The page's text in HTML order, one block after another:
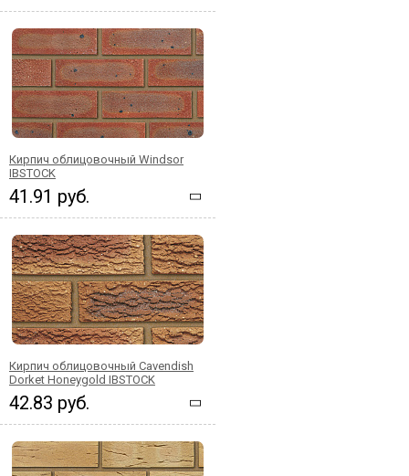
Кирпич облицовочный Windsor
IBSTOCK
41.91 руб.
Кирпич облицовочный Cavendish
Dorket Honeygold IBSTOCK
42.83 руб.